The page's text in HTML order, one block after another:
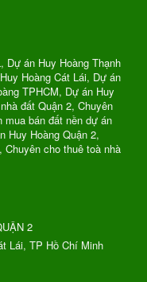
Dự án Huy Hoàng Thạnh
Hoàng Cát Lái, Dự án
TPHCM, Dự án Huy
đất Quận 2, Chuyên
mua bán đất nền dự án
Huy Hoàng Quận 2,
cho thuê toà nhà
2
Lái, TP Hồ Chí Minh